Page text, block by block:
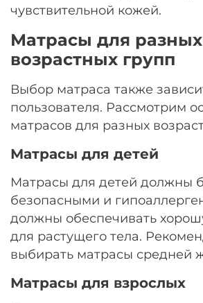
чувствительной кожей.
Матрасы для разных
возрастных групп
Выбор матраса также
пользователя. Рассмотрим
матрасов для разных
Матрасы для детей
Матрасы для детей должны
безопасными и
должны обеспечивать
для растущего тела.
выбирать матрасы средней
Матрасы для взрослых